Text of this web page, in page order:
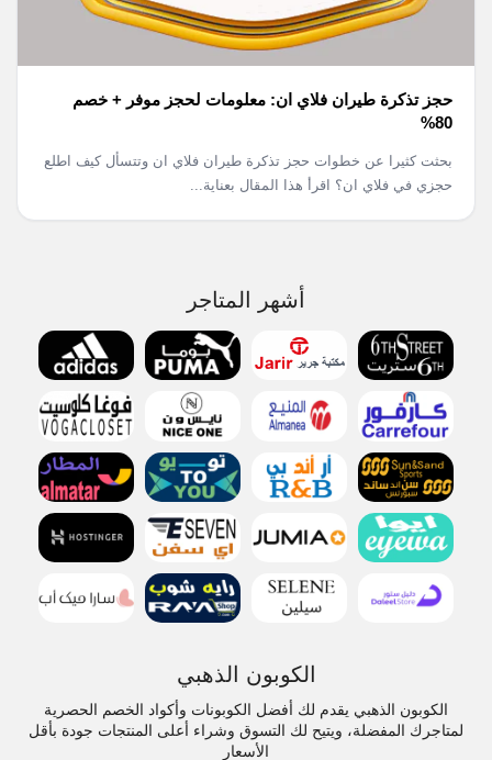
حجز تذكرة طيران فلاي ان: معلومات لحجز موفر + خصم
80%
بحثت كثيرا عن خطوات حجز تذكرة طيران فلاي ان وتتسأل كيف اطلع
حجزي في فلاي ان؟ اقرأ هذا المقال بعناية...
أشهر المتاجر
الكوبون الذهبي
الكوبون الذهبي يقدم لك أفضل الكوبونات وأكواد الخصم الحصرية
لمتاجرك المفضلة، ويتيح لك التسوق وشراء أعلى المنتجات جودة بأقل
الأسعار